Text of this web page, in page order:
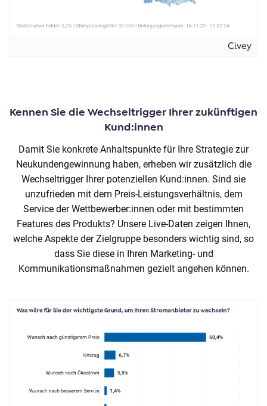
Kennen Sie die Wechseltrigger Ihrer zukünftigen
Kund:innen
Damit Sie konkrete Anhaltspunkte für Ihre Strategie zur
Neukundengewinnung haben, erheben wir zusätzlich die
Wechseltrigger Ihrer potenziellen Kund:innen. Sind sie
unzufrieden mit dem Preis-Leistungsverhältnis, dem
Service der Wettbewerber:innen oder mit bestimmten
Features des Produkts? Unsere Live-Daten zeigen Ihnen,
welche Aspekte der Zielgruppe besonders wichtig sind, so
dass Sie diese in Ihren Marketing- und
Kommunikationsmaßnahmen gezielt angehen können.